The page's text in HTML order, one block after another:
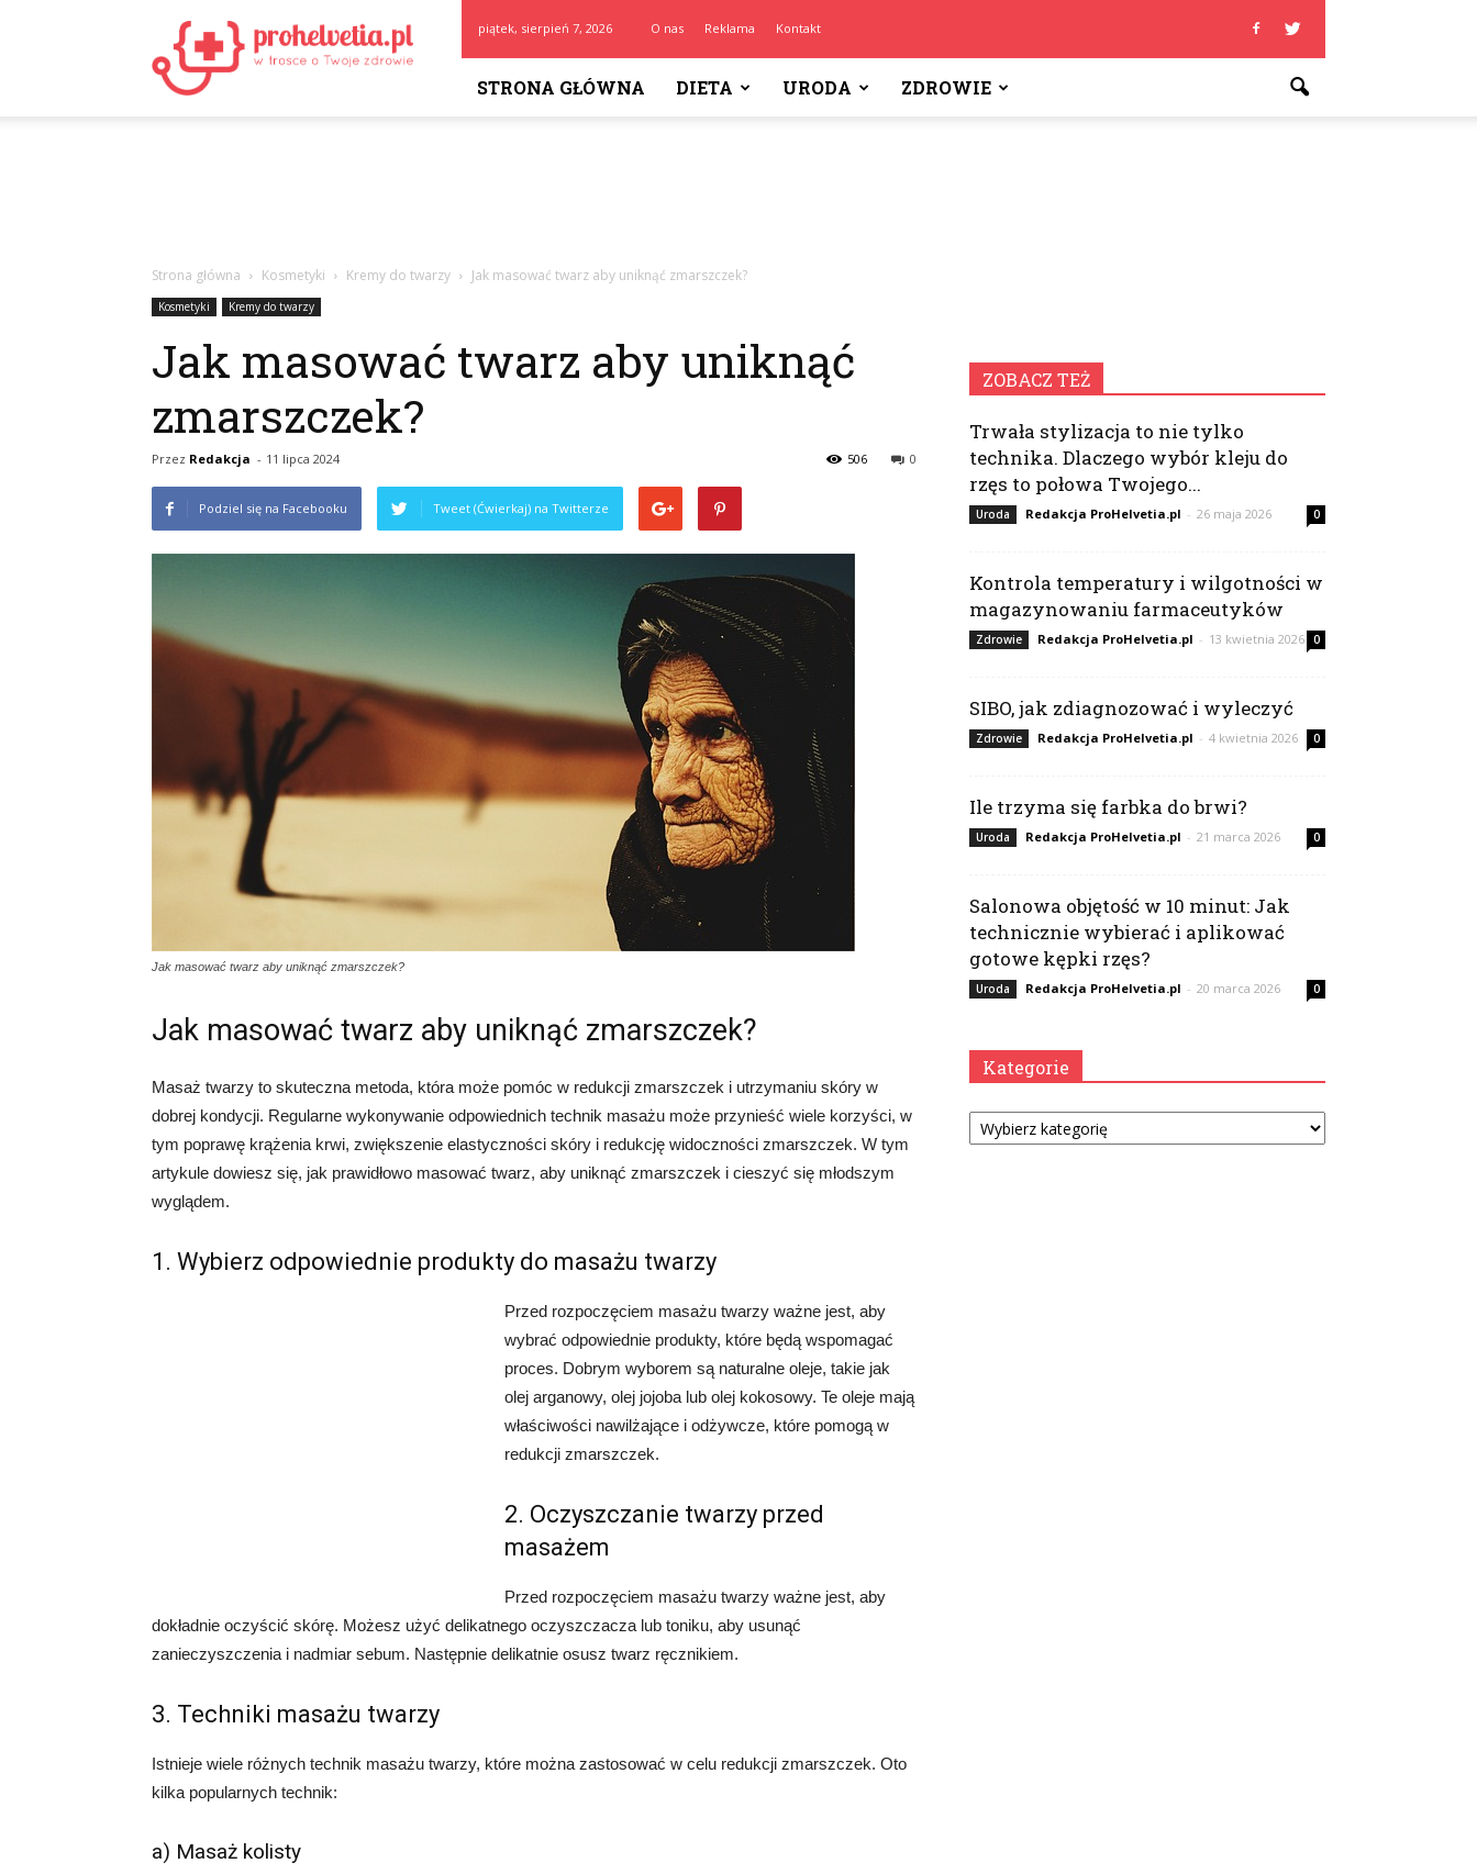
piątek, sierpień 7, 2026 O nas Reklama Kontakt
STRONA GŁÓWNA DIETA URODA ZDROWIE
Strona główna Kosmetyki Kremy do twarzy Jak masować twarz aby uniknąć zmarszczek?
Kosmetyki Kremy do twarzy
Jak masować twarz aby uniknąć
zmarszczek?
Przez Redakcja - 11 lipca 2024 0
506
Podziel się na Facebooku Tweet (Ćwierkaj) na Twitterze
Jak masować twarz aby uniknąć zmarszczek?
Jak masować twarz aby uniknąć zmarszczek?
Masaż twarzy to skuteczna metoda, która może pomóc w redukcji zmarszczek i utrzymaniu skóry w
dobrej kondycji. Regularne wykonywanie odpowiednich technik masażu może przynieść wiele korzyści, w
tym poprawę krążenia krwi, zwiększenie elastyczności skóry i redukcję widoczności zmarszczek. W tym
artykule dowiesz się, jak prawidłowo masować twarz, aby uniknąć zmarszczek i cieszyć się młodszym
wyglądem.
1. Wybierz odpowiednie produkty do masażu twarzy
Przed rozpoczęciem masażu twarzy ważne jest, aby
wybrać odpowiednie produkty, które będą wspomagać
proces. Dobrym wyborem są naturalne oleje, takie jak
olej arganowy, olej jojoba lub olej kokosowy. Te oleje mają
właściwości nawilżające i odżywcze, które pomogą w
redukcji zmarszczek.
2. Oczyszczanie twarzy przed
masażem
Przed rozpoczęciem masażu twarzy ważne jest, aby
dokładnie oczyścić skórę. Możesz użyć delikatnego oczyszczacza lub toniku, aby usunąć
zanieczyszczenia i nadmiar sebum. Następnie delikatnie osusz twarz ręcznikiem.
3. Techniki masażu twarzy
Istnieje wiele różnych technik masażu twarzy, które można zastosować w celu redukcji zmarszczek. Oto
kilka popularnych technik:
a) Masaż kolisty
ZOBACZ TEŻ
Trwała stylizacja to nie tylko
technika. Dlaczego wybór kleju do
rzęs to połowa Twojego...
Uroda Redakcja ProHelvetia.pl - 26 maja 2026 0
Kontrola temperatury i wilgotności w
magazynowaniu farmaceutyków
Zdrowie Redakcja ProHelvetia.pl - 13 kwietnia 2026 0
SIBO, jak zdiagnozować i wyleczyć
Zdrowie Redakcja ProHelvetia.pl - 4 kwietnia 2026 0
Ile trzyma się farbka do brwi?
Uroda Redakcja ProHelvetia.pl - 21 marca 2026 0
Salonowa objętość w 10 minut: Jak
technicznie wybierać i aplikować
gotowe kępki rzęs?
Uroda Redakcja ProHelvetia.pl - 20 marca 2026 0
Kategorie
Kategorie